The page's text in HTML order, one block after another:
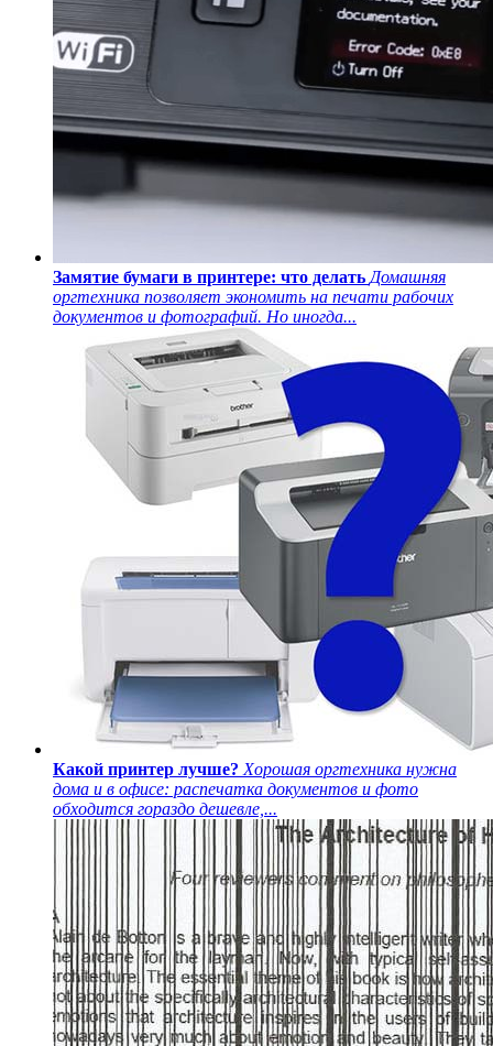
Замятие бумаги в принтере: что делать Домашняя
оргтехника позволяет экономить на печати рабочих
документов и фотографий. Но иногда...
Какой принтер лучше? Хорошая оргтехника нужна
дома и в офисе: распечатка документов и фото
обходится гораздо дешевле,...